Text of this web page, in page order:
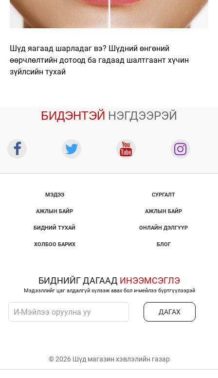
Шүд яагаад шарладаг вэ? Шүдний өнгөний
өөрчлөлтийн дотоод ба гадаад шалтгаант хүчин
зүйлсийн тухай
БИДЭНТЭЙ НЭГДЭЭРЭЙ
МЭДЭЭ
АЖЛЫН БАЙР
БИДНИЙ ТУХАЙ
ХОЛБОО БАРИХ
СУРГАЛТ
АЖЛЫН БАЙР
ОНЛАЙН ДЭЛГҮҮР
БЛОГ
БИДНИЙГ ДАГААД ИНЭЭМСЭГЛЭ
Мэдээллийг цаг алдалгүй хүлээж авах бол и-мейлээ бүртгүүлээрэй
ДАГАХ
© 2026 Шүд магазин хэвлэлийн газар